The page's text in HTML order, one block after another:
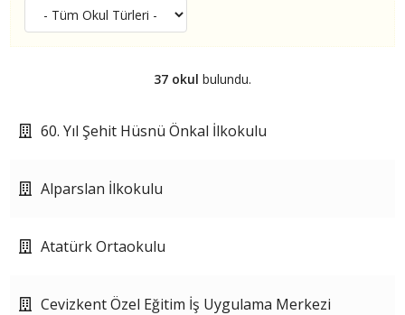
37 okul bulundu.
60. Yıl Şehit Hüsnü Önkal İlkokulu
Alparslan İlkokulu
Atatürk Ortaokulu
Cevizkent Özel Eğitim İş Uygulama Merkezi